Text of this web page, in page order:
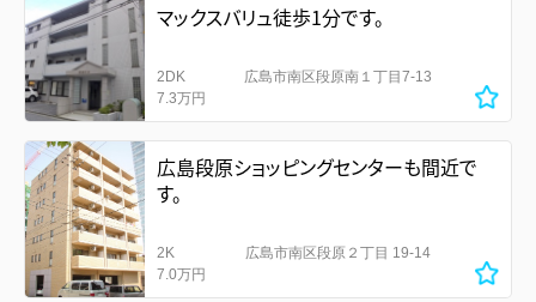
マックスバリュ徒歩1分です。
2DK
7.3万円
広島市南区段原南１丁目7-13
広島段原ショッピングセンターも間近で
す。
2K
7.0万円
広島市南区段原２丁目 19-14